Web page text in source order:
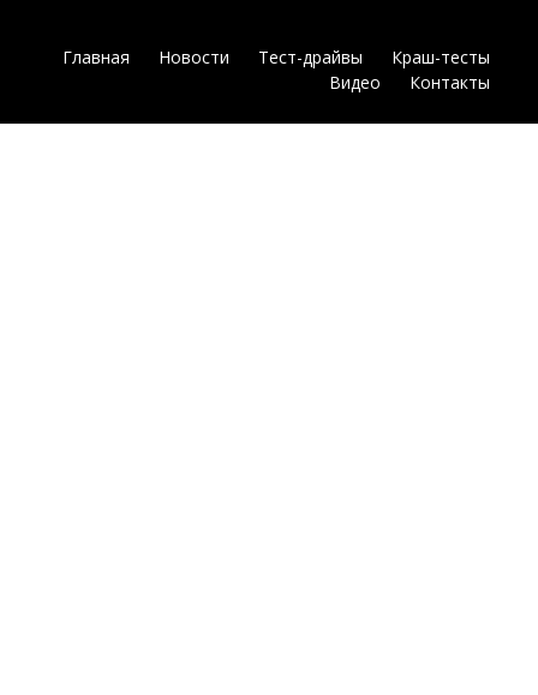
Главная Новости Тест-драйвы
Краш-тесты
Видео
Контакты